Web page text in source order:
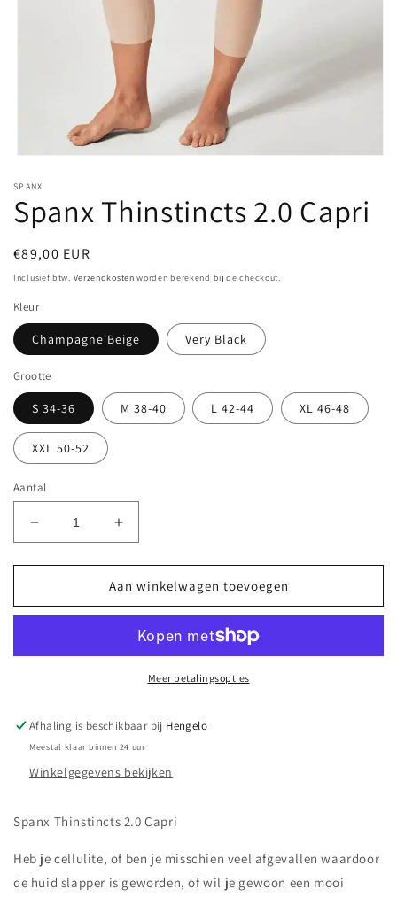
openen
in
modaal
SPANX
Spanx Thinstincts 2.0 Capri
Normale
prijs
€89,00 EUR
Inclusief btw. Verzendkosten worden berekend bij de checkout.
Kleur
Champagne Beige Very Black
Grootte
S 34-36 M 38-40 L 42-44 XL 46-48
XXL 50-52
Aantal
Aantal
verlagen
voor
Thinstincts
Aantal
verhogen
voor
Spanx
Thinstincts
Capri
Aan winkelwagen toevoegen
Meer betalingsopties
Afhaling is beschikbaar bij Hengelo
Meestal klaar binnen 24 uur
Winkelgegevens bekijken
Spanx Thinstincts 2.0 Capri
Heb je cellulite, of ben je misschien veel afgevallen waardoor
de huid slapper is geworden, of wil je gewoon een mooi